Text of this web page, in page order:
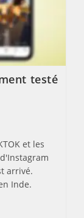
testé
et les
arrivé.
Inde.